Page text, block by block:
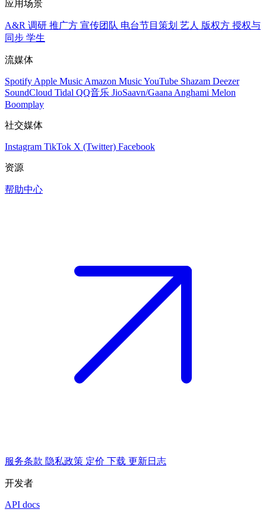
应用场景
A&R 调研 推广方 宣传团队 电台节目策划 艺人 版权方 授权与
同步 学生
流媒体
Spotify Apple Music Amazon MusicYouTube Shazam Deezer
SoundCloud Tidal QQ音乐 JioSaavn/Gaana Anghami Melon
Boomplay
社交媒体
Instagram TikTok X (Twitter) Facebook
资源
帮助中心
服务条款 隐私政策 定价 下载 更新日志
开发者
API docs